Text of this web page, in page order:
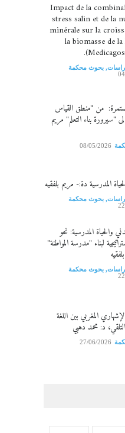
Impact de la
stress salin et de la
minérale sur la
la biomasse de
, بحوث محكمة
من "منطق القياس
"سيرورة بناء التعلم" مريم
08/05/2026
المدرسية دة:- مريم بلفقيه
, بحوث محكمة
والحياة المدرسية: نحو
لبناء "مدرسة المواطنة"
, بحوث محكمة
المغربي بين اللغة
د: محمد دهبي
27/06/2026